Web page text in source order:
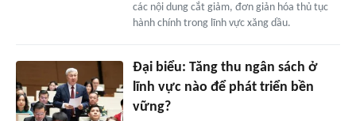
các nội dung cắt giảm, đơn giản hóa thủ tục
hành chính trong lĩnh vực xăng dầu.
Đại biểu: Tăng thu ngân sách ở
lĩnh vực nào để phát triển bền
vững?